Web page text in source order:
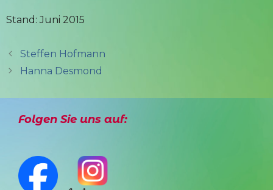
Stand: Juni 2015
Steffen Hofmann
Hanna Desmond
Folgen Sie uns auf: